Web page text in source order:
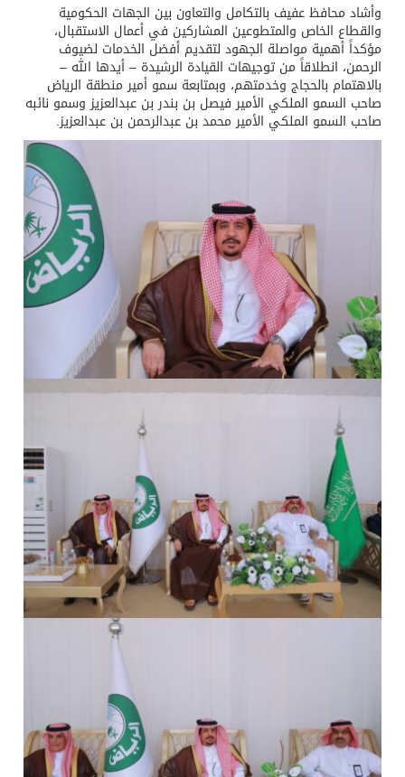
وأشاد محافظ عفيف بالتكامل والتعاون بين الجهات الحكومية
والقطاع الخاص والمتطوعين المشاركين في أعمال الاستقبال،
مؤكداً أهمية مواصلة الجهود لتقديم أفضل الخدمات لضيوف
الرحمن، انطلاقاً من توجيهات القيادة الرشيدة – أيدها الله –
بالاهتمام بالحجاج وخدمتهم، وبمتابعة سمو أمير منطقة الرياض
صاحب السمو الملكي الأمير فيصل بن بندر بن عبدالعزيز وسمو نائبه
صاحب السمو الملكي الأمير محمد بن عبدالرحمن بن عبدالعزيز.